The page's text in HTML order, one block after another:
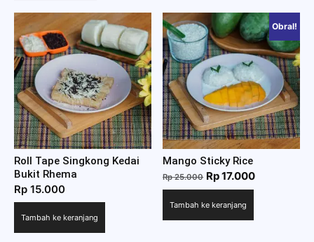
Roll Tape Singkong Kedai
Bukit Rhema
Rp 15.000
Tambah ke keranjang
Obral!
Mango Sticky Rice
Rp25.000 Harga
aslinya
adalah:
Rp17.000Harga
Tambah ke keranjang